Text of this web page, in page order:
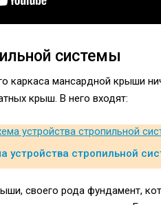
системы
каркаса мансардной крыши
крыш. В него входят:
устройства стропильной
своего рода фундамент,